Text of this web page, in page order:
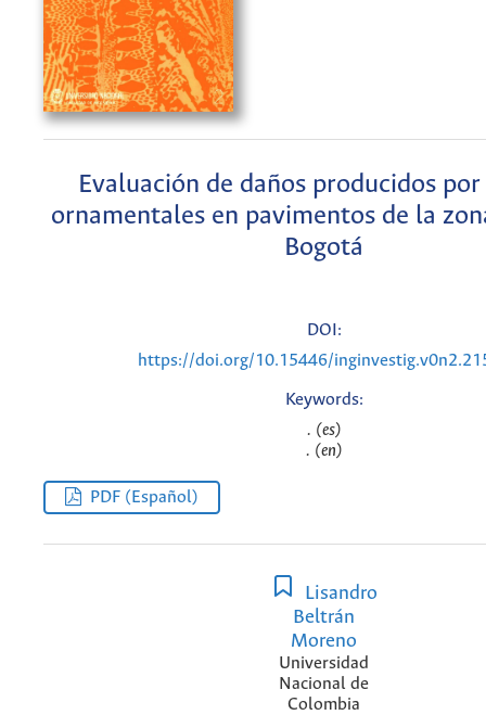
Evaluación de daños producidos
ornamentales en pavimentos de la
Bogotá
DOI:
https://doi.org/10.15446/
Keywords:
. (es)
. (en)
PDF (Español)
Lisandro
Beltrán
Moreno
Universidad
Nacional de
Colombia